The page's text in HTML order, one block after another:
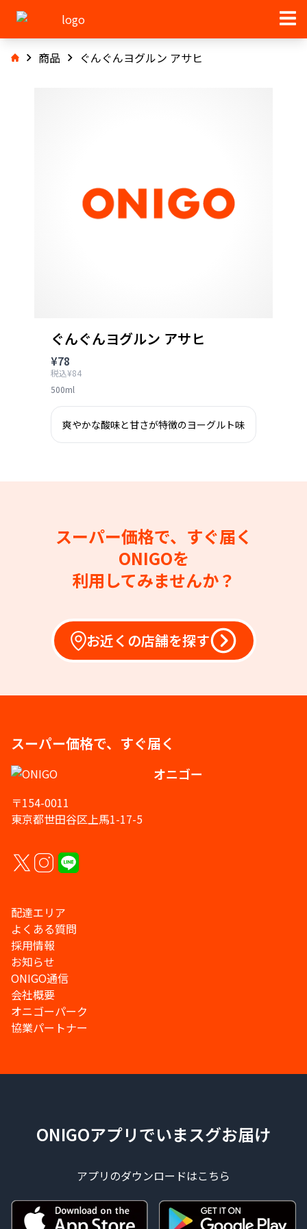
商品 ぐんぐんヨグルン アサヒ
ぐんぐんヨグルン アサヒ
¥78
税込¥84
500ml
爽やかな酸味と甘さが特徴のヨーグルト味
スーパー価格で、すぐ届く
ONIGOを
利用してみませんか？
お近くの店舗を探す
スーパー価格で、すぐ届く
オニゴー
〒154-0011
東京都世田谷区上馬1-17-5
配達エリア
よくある質問
採用情報
お知らせ
ONIGO通信
会社概要
オニゴーパーク
協業パートナー
ONIGOアプリでいまスグお届け
アプリのダウンロードはこちら